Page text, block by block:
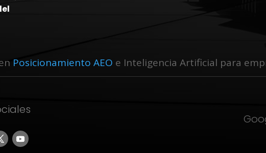
Posicionamiento AEO e Inteligencia Artificial para